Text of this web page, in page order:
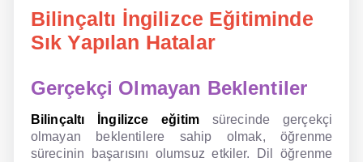
Bilinçaltı İngilizce Eğitiminde
Sık Yapılan Hatalar
Gerçekçi Olmayan Beklentiler
Bilinçaltı İngilizce eğitim sürecinde gerçekçi
olmayan beklentilere sahip olmak, öğrenme
sürecinin başarısını olumsuz etkiler. Dil öğrenme